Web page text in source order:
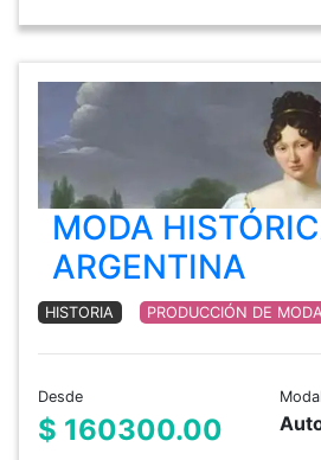
MODA
ARGENTINA
HISTORIA PRODUCCIÓN DE
Desde
$ 160300.00